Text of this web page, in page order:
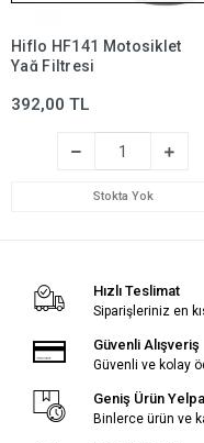
Hiflo HF141 Motosiklet
Yağ Filtresi
392,00 TL
Stokta Yok
Hızlı Teslimat
Siparişleriniz en
Güvenli Alışveriş
Güvenli ve kolay
Geniş Ürün
Binlerce ürün ve